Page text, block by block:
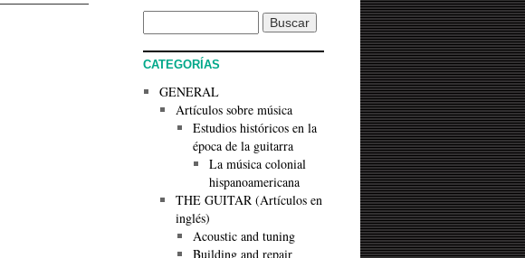
CATEGORÍAS
GENERAL
Artículos sobre música
Estudios históricos en la
época de la guitarra
La música colonial
hispanoamericana
THE GUITAR (Artículos en
inglés)
Acoustic and tuning
Building and repair